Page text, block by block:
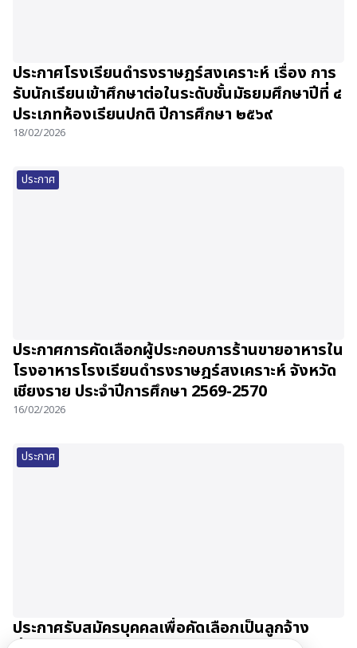
ประกาศโรงเรียนดำรงราษฎร์สงเคราะห์ เรื่อง การ
รับนักเรียนเข้าศึกษาต่อในระดับชั้นมัธยมศึกษาปีที่ ๔
ประเภทห้องเรียนปกติ ปีการศึกษา ๒๕๖๙
18/02/2026
ประกาศ
ประกาศการคัดเลือกผู้ประกอบการร้านขายอาหารใน
โรงอาหารโรงเรียนดำรงราษฎร์สงเคราะห์ จังหวัด
เชียงราย ประจำปีการศึกษา 2569-2570
16/02/2026
ประกาศ
ประกาศรับสมัครบุคคลเพื่อคัดเลือกเป็นลูกจ้าง